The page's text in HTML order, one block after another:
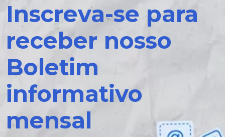
Inscreva-se para
receber nosso
Boletim
informativo
mensal